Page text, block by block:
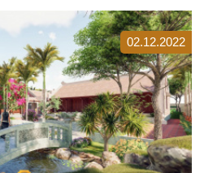
02.12.2022